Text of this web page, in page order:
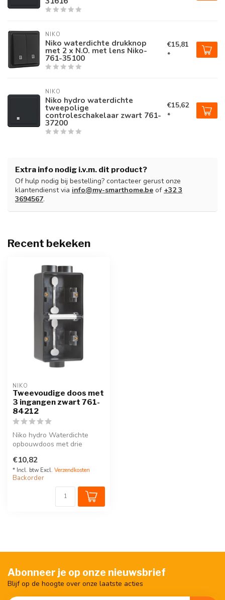
NIKO
Niko waterdichte drukknop
met 2 x N.O. met lens Niko-
761-35100
€15,81
*
NIKO
Niko hydro waterdichte
tweepolige
controleschakelaar zwart 761-
37200
€15,62
*
Extra info nodig i.v.m. dit product?
Of hulp nodig bij bestelling? contacteer gerust onze
klantendienst via info@my-smarthome.be of +32 3
3694567.
Recent bekeken
NIKO
Tweevoudige doos met
3 ingangen zwart 761-
84212
Niko hydro Waterdichte
opbouwdoos met drie
voor het in...
€10,82
* Incl. btw Excl. Verzendkosten
Backorder
Abonneer je op onze nieuwsbrief
Blijf op de hoogte over onze laatste acties